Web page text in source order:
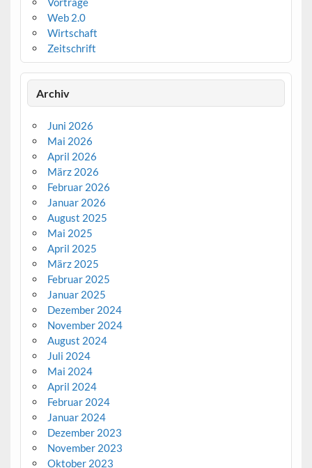
Web 2.0
Wirtschaft
Zeitschrift
Archiv
Juni 2026
Mai 2026
April 2026
März 2026
Februar 2026
Januar 2026
August 2025
Mai 2025
April 2025
März 2025
Februar 2025
Januar 2025
Dezember 2024
November 2024
August 2024
Juli 2024
Mai 2024
April 2024
Februar 2024
Januar 2024
Dezember 2023
November 2023
Oktober 2023